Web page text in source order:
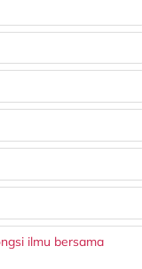
ilmu bersama